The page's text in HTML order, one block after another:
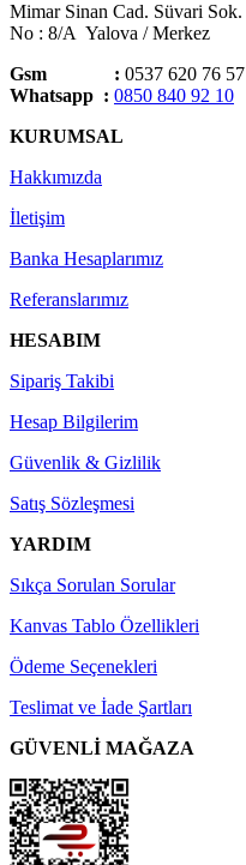
Mimar Sinan Cad. Süvari Sok.
No : 8/A Yalova / Merkez
Gsm : 0537 620 76 57
Whatsapp : 0850 840 92 10
KURUMSAL
Hakkımızda
İletişim
Banka Hesaplarımız
Referanslarımız
HESABIM
Sipariş Takibi
Hesap Bilgilerim
Güvenlik & Gizlilik
Satış Sözleşmesi
YARDIM
Sıkça Sorulan Sorular
Kanvas Tablo Özellikleri
Ödeme Seçenekleri
Teslimat ve İade Şartları
GÜVENLİ MAĞAZA